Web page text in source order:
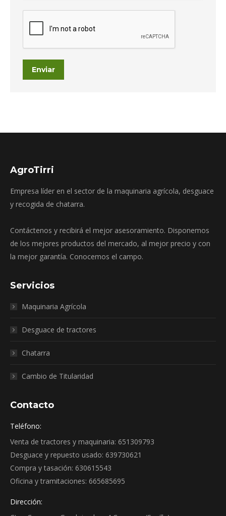
Enviar
AgroTirri
Empresa líder en el sector de la maquinaria agrícola, desguace
y recogida de chatarra.
Contáctenos y recibirá el mejor asesoramiento. Disponemos
de los mejores productos del mercado, al mejor precio y con
la mejor garantía. Conocemos el campo.
Servicios
Maquinaria Agrícola
Desguace de tractores
Chatarra
Cambio de Titularidad
Contacto
Teléfono:
Venta de tractores y maquinaria: 651309793
Desguace y repuesto usado: 639730621
Compra y tasación: 630615543
Oficina y tramitaciones: 665685695
Dirección: